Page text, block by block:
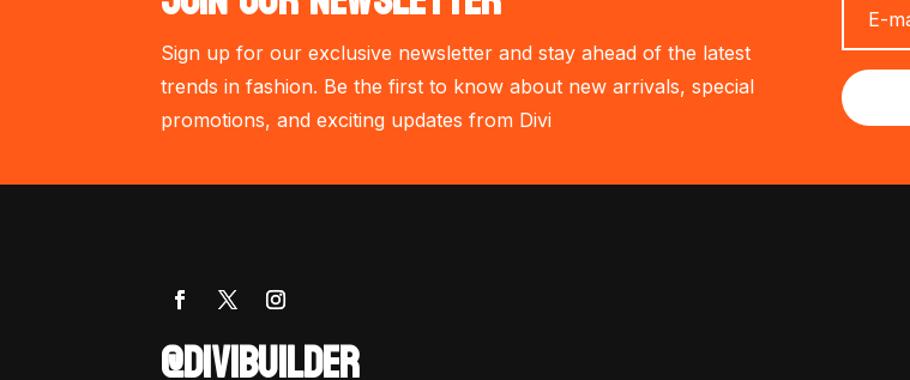
Sign up for our exclusive newsletter and stay ahead of the latest
trends in fashion. Be the first to know about new arrivals, special
promotions, and exciting updates from Divi
@DIVIBUILDER